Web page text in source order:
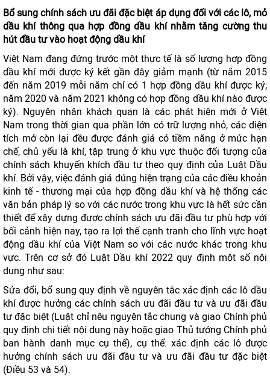
Bổ sung chính sách ưu đãi đặc biệt áp dụng đối với các lô, mỏ
dầu khí thông qua hợp đồng dầu khí nhằm tăng cường thu
hút đầu tư vào hoạt động dầu khí
Việt Nam đang đứng trước một thực tế là số lượng hợp đồng
dầu khí mới được ký kết gần đây giảm mạnh (từ năm 2015
đến năm 2019 mỗi năm chỉ có 1 hợp đồng dầu khí được ký;
năm 2020 và năm 2021 không có hợp đồng dầu khí nào được
ký). Nguyên nhân khách quan là các phát hiện mới ở Việt
Nam trong thời gian qua phần lớn có trữ lượng nhỏ, các diện
tích mở còn lại đều được đánh giá có tiềm năng ở mức hạn
chế, chủ yếu là khí, tập trung ở khu vực thuộc đối tượng của
chính sách khuyến khích đầu tư theo quy định của Luật Dầu
khí. Bởi vậy, việc đánh giá đúng hiện trạng của các điều khoản
kinh tế - thương mại của hợp đồng dầu khí và hệ thống các
văn bản pháp lý so với các nước trong khu vực là hết sức cần
thiết để xây dựng được chính sách ưu đãi đầu tư phù hợp với
bối cảnh hiện nay, tạo ra lợi thế cạnh tranh cho lĩnh vực hoạt
động dầu khí của Việt Nam so với các nước khác trong khu
vực. Trên cơ sở đó Luật Dầu khí 2022 quy định một số nội
dung như sau:
Sửa đổi, bổ sung quy định về nguyên tắc xác định các lô dầu
khí được hưởng các chính sách ưu đãi đầu tư và ưu đãi đầu
tư đặc biệt (Luật chỉ nêu nguyên tắc chung và giao Chính phủ
quy định chi tiết nội dung này hoặc giao Thủ tướng Chính phủ
ban hành danh mục cụ thể), cụ thể: xác định các lô được
hưởng chính sách ưu đãi đầu tư và ưu đãi đầu tư đặc biệt
(Điều 53 và 54).